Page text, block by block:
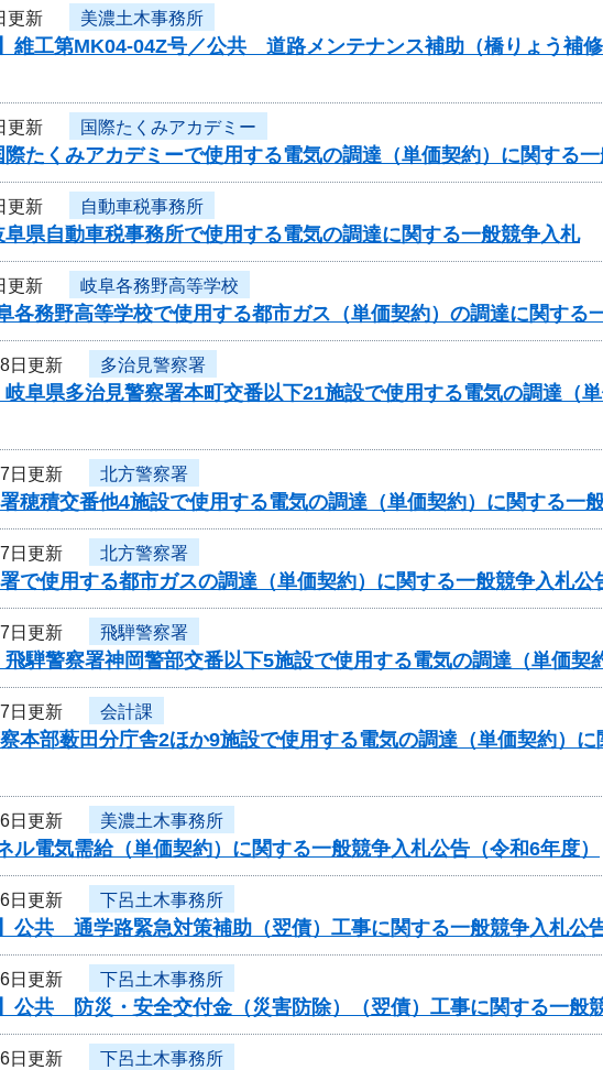
更新 美濃土木事務所
】維工第MK04-04Z号／公共 道路メンテナンス補助（橋りょう補
更新 国際たくみアカデミー
たくみアカデミーで使用する電気の調達（単価契約）に関する
更新 自動車税事務所
県自動車税事務所で使用する電気の調達に関する一般競争入札
更新 岐阜各務野高等学校
各務野高等学校で使用する都市ガス（単価契約）の調達に関する
日更新 多治見警察署
阜県多治見警察署本町交番以下21施設で使用する電気の調達（
日更新 北方警察署
穂積交番他4施設で使用する電気の調達（単価契約）に関する一
日更新 北方警察署
で使用する都市ガスの調達（単価契約）に関する一般競争入札公
日更新 飛騨警察署
騨警察署神岡警部交番以下5施設で使用する電気の調達（単価契
日更新 会計課
本部薮田分庁舎2ほか9施設で使用する電気の調達（単価契約）
日更新 美濃土木事務所
ル電気需給（単価契約）に関する一般競争入札公告（令和6年度）
日更新 下呂土木事務所
】公共 通学路緊急対策補助（翌債）工事に関する一般競争入札公
日更新 下呂土木事務所
】公共 防災・安全交付金（災害防除）（翌債）工事に関する一般
日更新 下呂土木事務所